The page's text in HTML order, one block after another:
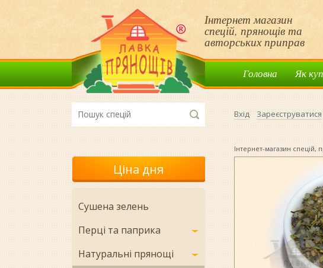
Інтернет магазин
спецій, прянощів та
авторських приправ
Головна Як
Вхід Зареєструватися
Інтернет-магазин спецій,
Ціна дня
Сушена зелень
Перці та паприка
Натуральні прянощі